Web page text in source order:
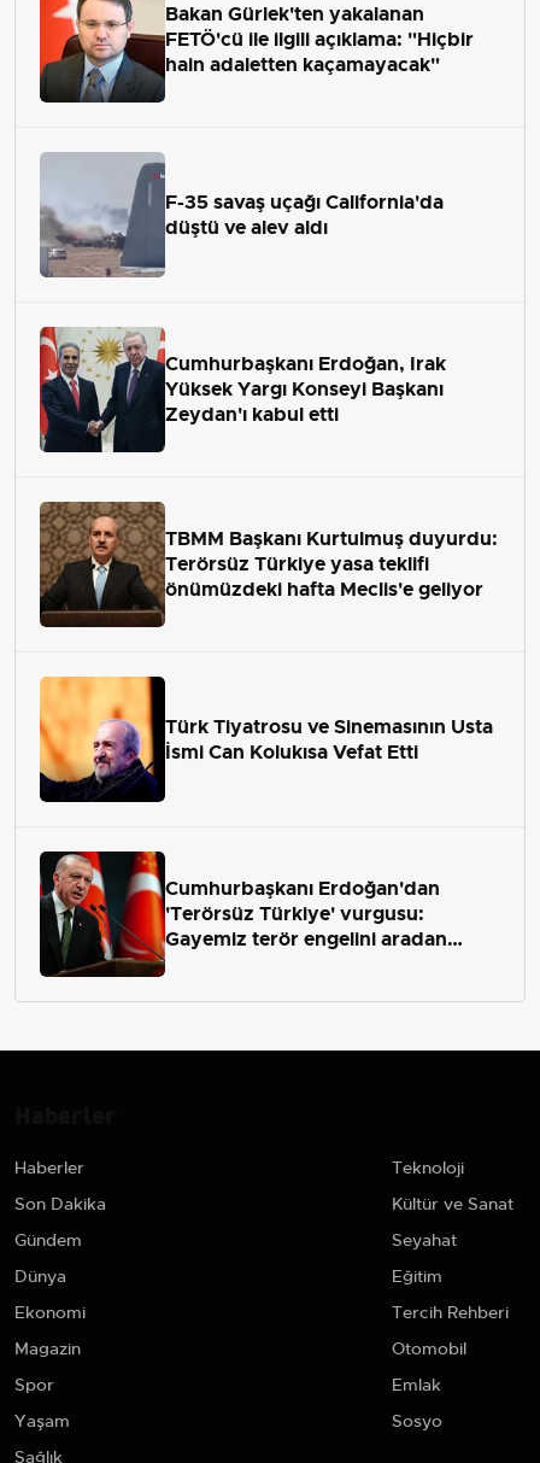
Bakan Gürlek'ten yakalanan
FETÖ'cü ile ilgili açıklama: "Hiçbir
hain adaletten kaçamayacak"
F-35 savaş uçağı California'da
düştü ve alev aldı
Cumhurbaşkanı Erdoğan, Irak
Yüksek Yargı Konseyi Başkanı
Zeydan'ı kabul etti
TBMM Başkanı Kurtulmuş duyurdu:
Terörsüz Türkiye yasa teklifi
önümüzdeki hafta Meclis'e geliyor
Türk Tiyatrosu ve Sinemasının Usta
İsmi Can Kolukısa Vefat Etti
Cumhurbaşkanı Erdoğan'dan
'Terörsüz Türkiye' vurgusu:
Gayemiz terör engelini aradan
Haberler
Son Dakika
Gündem
Dünya
Ekonomi
Magazin
Spor
Yaşam
Sağlık
Teknoloji
Kültür ve Sanat
Seyahat
Eğitim
Tercih Rehberi
Otomobil
Emlak
Sosyo